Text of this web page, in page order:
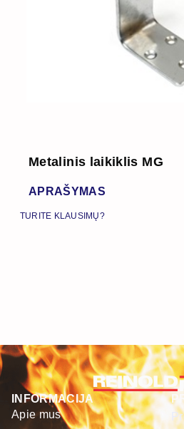
Metalinis laikiklis MG
APRAŠYMAS
TURITE KLAUSIMŲ?
INFORMACIJA
Apie mus